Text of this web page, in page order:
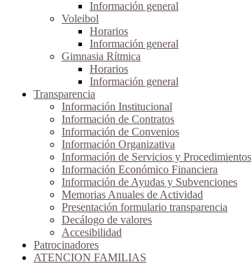
Información general
Voleibol
Horarios
Información general
Gimnasia Rítmica
Horarios
Información general
Transparencia
Información Institucional
Información de Contratos
Información de Convenios
Información Organizativa
Información de Servicios y Procedimientos
Información Económico Financiera
Información de Ayudas y Subvenciones
Memorias Anuales de Actividad
Presentación formulario transparencia
Decálogo de valores
Accesibilidad
Patrocinadores
ATENCION FAMILIAS